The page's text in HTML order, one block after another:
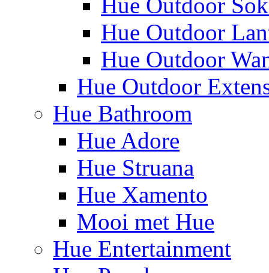
Hue Outdoor
Hue Outdoor
Hue Outdoor
Hue Bathroom
Hue Adore
Hue Struana
Hue Xamento
Mooi met Hue
Hue Entertainment